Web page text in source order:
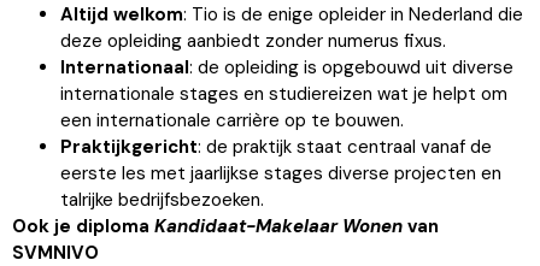
Altijd welkom: Tio is de enige opleider in Nederland die
deze opleiding aanbiedt zonder numerus fixus.
Internationaal: de opleiding is opgebouwd uit diverse
internationale stages en studiereizen wat je helpt om
een internationale carrière op te bouwen.
Praktijkgericht: de praktijk staat centraal vanaf de
eerste les met jaarlijkse stages diverse projecten en
talrijke bedrijfsbezoeken.
Ook je diploma Kandidaat-Makelaar Wonen van
SVMNIVO